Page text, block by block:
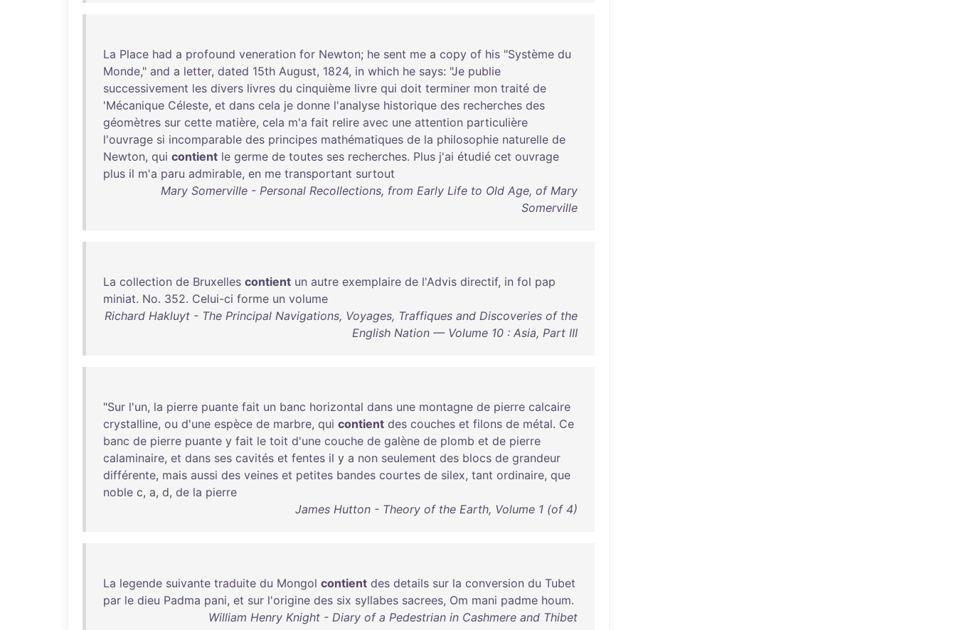
La Place had a profound veneration for Newton; he sent me a copy of his "Système du
Monde," and a letter, dated 15th August, 1824, in which he says: "Je publie
successivement les divers livres du cinquième livre qui doit terminer mon traité de
'Mécanique Céleste, et dans cela je donne l'analyse historique des recherches des
géomètres sur cette matière, cela m'a fait relire avec une attention particulière
l'ouvrage si incomparable des principes mathématiques de la philosophie naturelle de
Newton, qui contient le germe de toutes ses recherches. Plus j'ai étudié cet ouvrage
plus il m'a paru admirable, en me transportant surtout
Mary Somerville - Personal Recollections, from Early Life to Old Age, of Mary
Somerville
La collection de Bruxelles contient un autre exemplaire de l'Advis directif, in fol pap
miniat. No. 352. Celui-ci forme un volume
Richard Hakluyt - The Principal Navigations, Voyages, Traffiques and Discoveries of the
English Nation — Volume 10 : Asia, Part III
"Sur l'un, la pierre puante fait un banc horizontal dans une montagne de pierre calcaire
crystalline, ou d'une espèce de marbre, qui contient des couches et filons de métal. Ce
banc de pierre puante y fait le toit d'une couche de galène de plomb et de pierre
calaminaire, et dans ses cavités et fentes il y a non seulement des blocs de grandeur
différente, mais aussi des veines et petites bandes courtes de silex, tant ordinaire, que
noble c, a, d, de la pierre
James Hutton - Theory of the Earth, Volume 1 (of 4)
La legende suivante traduite du Mongol contient des details sur la conversion du Tubet
par le dieu Padma pani, et sur l'origine des six syllabes sacrees, Om mani padme houm.
William Henry Knight - Diary of a Pedestrian in Cashmere and Thibet